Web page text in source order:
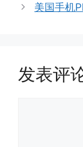
美国手机
发表评